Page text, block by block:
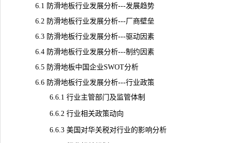
6.1 防滑地板行业发展分析---发展趋势
6.2 防滑地板行业发展分析---厂商壁垒
6.3 防滑地板行业发展分析---驱动因素
6.4 防滑地板行业发展分析---制约因素
6.5 防滑地板中国企业SWOT分析
6.6 防滑地板行业发展分析---行业政策
6.6.1 行业主管部门及监管体制
6.6.2 行业相关政策动向
6.6.3 美国对华关税对行业的影响分析